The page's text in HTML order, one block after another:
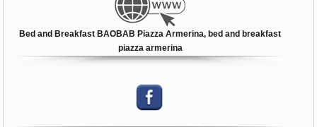
Bed and Breakfast BAOBAB Piazza Armerina, bed and breakfast
piazza armerina